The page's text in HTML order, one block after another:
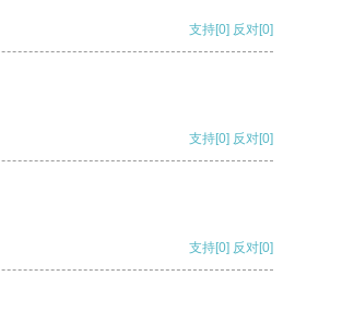
支持[0] 反对[0]
支持[0] 反对[0]
支持[0] 反对[0]